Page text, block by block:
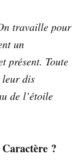
travaille pour
un
présent. Toute
dis
de l’étoile
?